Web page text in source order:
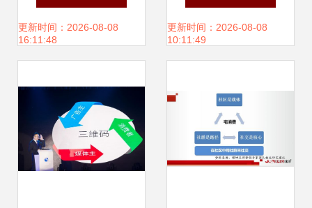
更新时间：2026-08-08
16:11:48
与销售新路径
更新时间：2026-08-08
10:11:49